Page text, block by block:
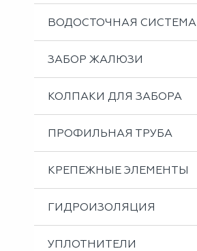
ВОДОСТОЧНАЯ СИСТЕМА
ЗАБОР ЖАЛЮЗИ
КОЛПАКИ ДЛЯ ЗАБОРА
ПРОФИЛЬНАЯ ТРУБА
КРЕПЕЖНЫЕ ЭЛЕМЕНТЫ
ГИДРОИЗОЛЯЦИЯ
УПЛОТНИТЕЛИ